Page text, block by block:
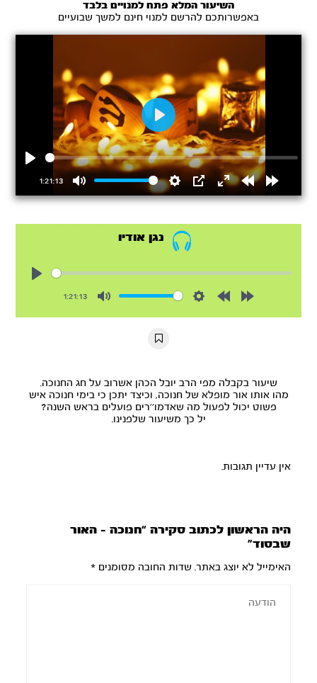
השיעור המלא פתח למנויים בלבד
באפשרותכם להרשם למנוי חינם למשך שבועיים
1:21:13
Mute Settings
PIP
EnterRewindForward
Play
נגן אודיו
1:21:13
שיעור בקבלה מפי הרב יובל הכהן אשרוב על חג החנוכה.
מהו אותו אור מופלא של חנוכה, וכיצד יתכן כי בימי חנוכה איש
פשוט יכול לפעול מה שאדמו''רים פועלים בראש השנה?
יל כך משיעור שלפנינו.
אין עדיין תגובות.
היה הראשון לכתוב סקירה “חנוכה – האור
שבסוד”
האימייל לא יוצג באתר. שדות החובה מסומנים*